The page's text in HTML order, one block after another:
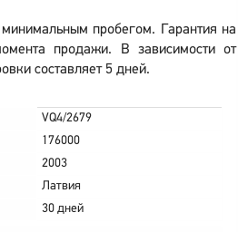
пробегом. Гарантия на
продажи. В зависимости от
составляет 5 дней.
VQ4/2679
176000
2003
Латвия
30 дней